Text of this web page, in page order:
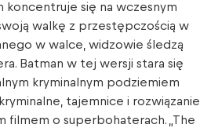
koncentruje się na wczesnym
walkę z przestępczością w
w walce, widzowie śledzą
Batman w tej wersji stara się
kryminalnym podziemiem
tajemnice i rozwiązanie
filmem o superbohaterach. „The